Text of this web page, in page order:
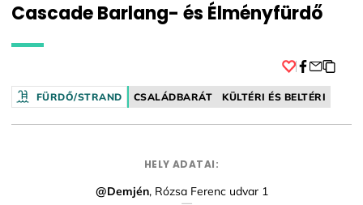
Cascade Barlang- és Élményfürdő
FÜRDŐ/STRAND CSALÁDBARÁT KÜLTÉRI ÉS BELTÉRI
HELY ADATAI:
@Demjén, Rózsa Ferenc udvar 1